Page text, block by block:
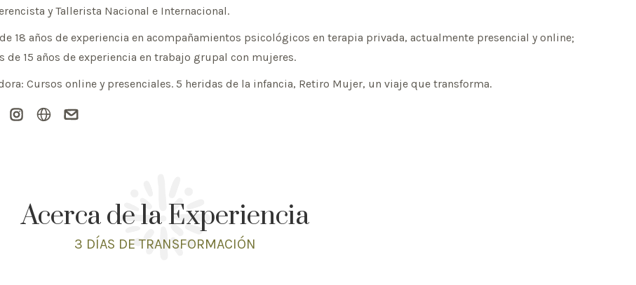
y Tallerista Nacional e Internacional.
18 años de experiencia en acompañamientos psicológicos en terapia privada, actualmente presencial y online;
de 15 años de experiencia en trabajo grupal con mujeres.
Cursos online y presenciales. 5 heridas de la infancia, Retiro Mujer, un viaje que transforma.
Acerca de la Experiencia
3 DÍAS DE TRANSFORMACIÓN